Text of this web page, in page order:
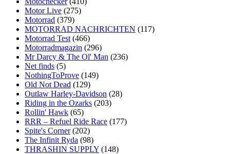
Motor Live (275)
Motorrad (379)
MOTORRAD NACHRICHTEN (117)
Motorrad Test (466)
Motorradmagazin (296)
Mr Darcy & The Ol' Man (236)
Net finds (5)
NothingToProve (149)
Old Not Dead (129)
Outlaw Harley-Davidson (28)
Riding in the Ozarks (203)
Rollin' Hawk (65)
RRR – Refuel Ride Race (177)
Spite's Corner (202)
The Infinit Ryda (98)
THRASHIN SUPPLY (148)